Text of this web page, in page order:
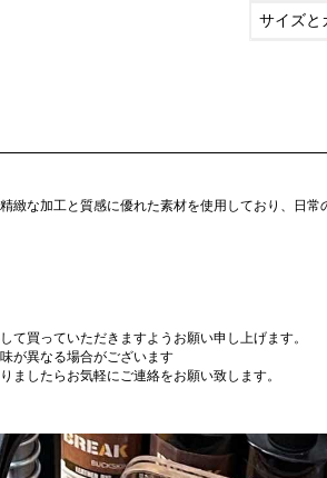
サイズと
緻な加工と質感に優れた素材を使用しており、日
て買っていただきますようお願い申し上げます。
が異なる場合がございます
ましたらお気軽にご連絡をお願い致します。